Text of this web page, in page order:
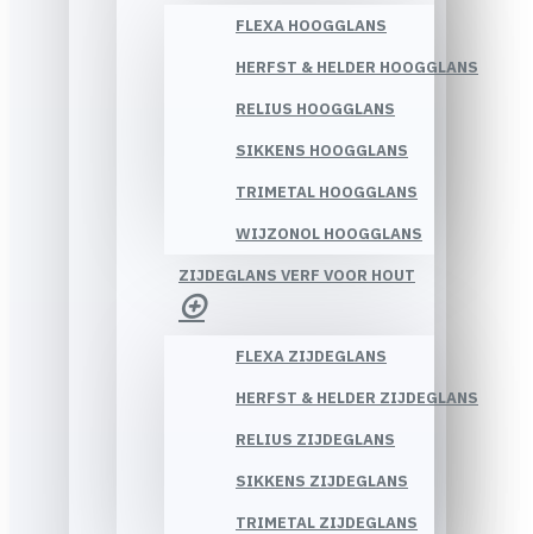
FLEXA HOOGGLANS
HERFST & HELDER HOOGGLANS
RELIUS HOOGGLANS
SIKKENS HOOGGLANS
TRIMETAL HOOGGLANS
WIJZONOL HOOGGLANS
ZIJDEGLANS VERF VOOR HOUT
FLEXA ZIJDEGLANS
HERFST & HELDER ZIJDEGLANS
RELIUS ZIJDEGLANS
SIKKENS ZIJDEGLANS
TRIMETAL ZIJDEGLANS